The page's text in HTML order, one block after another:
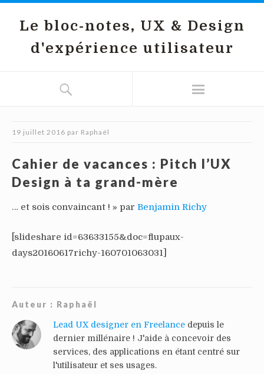
Le bloc-notes, UX & Design
d'expérience utilisateur
19 juillet 2016 par Raphaël
Cahier de vacances : Pitch l’UX
Design à ta grand-mère
… et sois convaincant ! » par Benjamin Richy
[slideshare id=63633155&doc=flupaux-
days20160617richy-160701063031]
Auteur : Raphaël
Lead UX designer en Freelance depuis le
dernier millénaire ! J'aide à concevoir des
services, des applications en étant centré sur
l'utilisateur et ses usages.